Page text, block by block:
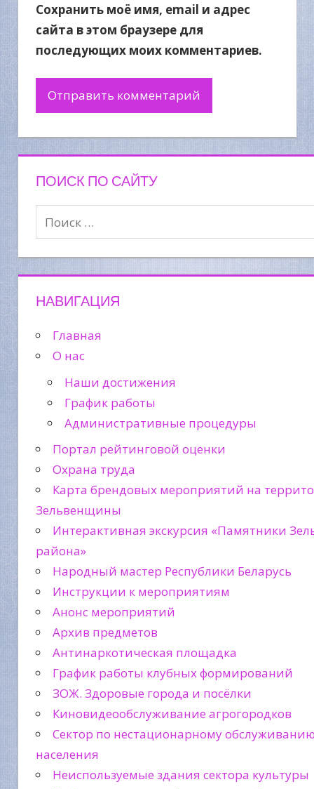
Сохранить моё имя, email и адрес
сайта в этом браузере для
последующих моих комментариев.
ПОИСК ПО САЙТУ
НАВИГАЦИЯ
Главная
О нас
Наши достижения
График работы
Административные процедуры
Портал рейтинговой оценки
Охрана труда
Карта брендовых мероприятий на
Зельвенщины
Интерактивная экскурсия «Памятники
района»
Народный мастер Республики Беларусь
Инструкции к мероприятиям
Анонс мероприятий
Архив предметов
Антинаркотическая площадка
График работы клубных формирований
ЗОЖ. Здоровые города и посёлки
Киновидеообслуживание агрогородков
Сектор по нестационарному
населения
Неиспользуемые здания сектора культуры